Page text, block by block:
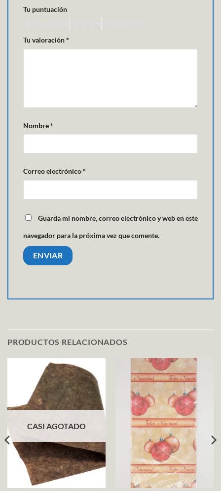
Tu puntuación
Tu valoración*
Nombre*
Correo electrónico*
Guarda mi nombre, correo electrónico y web en este
navegador para la próxima vez que comente.
PRODUCTOS RELACIONADOS
CASI AGOTADO